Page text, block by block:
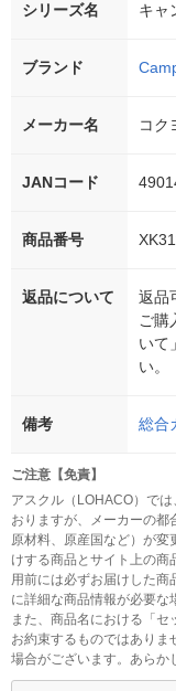
シリーズ名 キャ
ブランド
メーカー名 コク
JANコード
商品番号
返品について
返品
ご購
いて
い。
備考 総合
ご注意【免責】
アスクル（LOHACO）で
おりますが、メーカーの都
原材料、原産国など）が変
けする商品とサイト上の商
用前には必ずお届けした商
に詳細な商品情報が必要な
また、商品名における「
お約束するものではありま
場合がございます。あらか